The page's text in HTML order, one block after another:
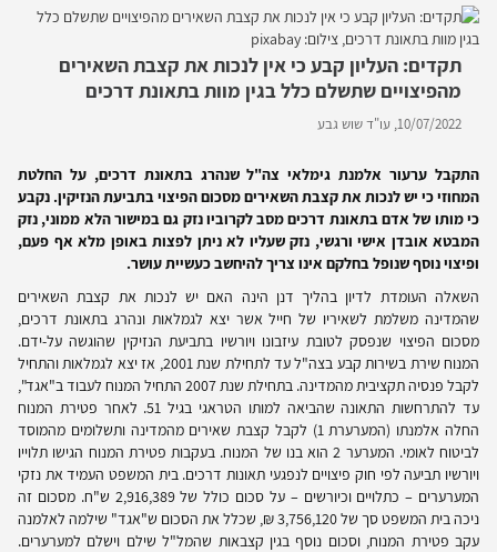
תקדים: העליון קבע כי אין לנכות את קצבת השאירים
מהפיצויים שתשלם כלל בגין מוות בתאונת דרכים
10/07/2022, עו"ד שוש גבע
התקבל ערעור אלמנת גימלאי צה"ל שנהרג בתאונת דרכים, על החלטת
המחוזי כי יש לנכות את קצבת השאירים מסכום הפיצוי בתביעת הנזיקין. נקבע
כי מותו של אדם בתאונת דרכים מסב לקרוביו נזק גם במישור הלא ממוני, נזק
המבטא אובדן אישי ורגשי, נזק שעליו לא ניתן לפצות באופן מלא אף פעם,
ופיצוי נוסף שנופל בחלקם אינו צריך להיחשב כעשיית עושר.
השאלה העומדת לדיון בהליך דנן הינה האם יש לנכות את קצבת השאירים
שהמדינה משלמת לשאיריו של חייל אשר יצא לגמלאות ונהרג בתאונת דרכים,
מסכום הפיצוי שנפסק לטובת עיזבונו ויורשיו בתביעת הנזיקין שהוגשה על-ידם.
המנוח שירת בשירות קבע בצה"ל עד לתחילת שנת 2001, אז יצא לגמלאות והתחיל
לקבל פנסיה תקציבית מהמדינה. בתחילת שנת 2007 התחיל המנוח לעבוד ב"אגד",
עד להתרחשות התאונה שהביאה למותו הטראגי בגיל 51. לאחר פטירת המנוח
החלה אלמנתו (המערערת 1) לקבל קצבת שאירים מהמדינה ותשלומים מהמוסד
לביטוח לאומי. המערער 2 הוא בנו של המנוח. בעקבות פטירת המנוח הגישו תלוייו
ויורשיו תביעה לפי חוק פיצויים לנפגעי תאונות דרכים. בית המשפט העמיד את נזקי
המערערים – כתלויים וכיורשים – על סכום כולל של 2,916,389 ש"ח. מסכום זה
ניכה בית המשפט סך של 3,756,120 ₪, שכלל את הסכום ש"אגד" שילמה לאלמנה
עקב פטירת המנוח, וסכום נוסף בגין קצבאות שהמל"ל שילם וישלם למערערים.